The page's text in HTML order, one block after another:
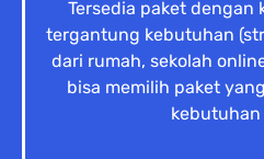
Tersedia paket dengan
tergantung kebutuhan
dari rumah, sekolah
bisa memilih paket
kebutuhan